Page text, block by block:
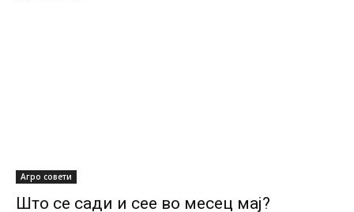
Агро совети
Што се сади и сее во месец мај?